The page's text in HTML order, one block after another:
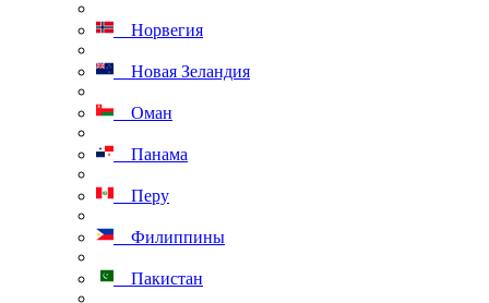
Норвегия
Новая Зеландия
Оман
Панама
Перу
Филиппины
Пакистан